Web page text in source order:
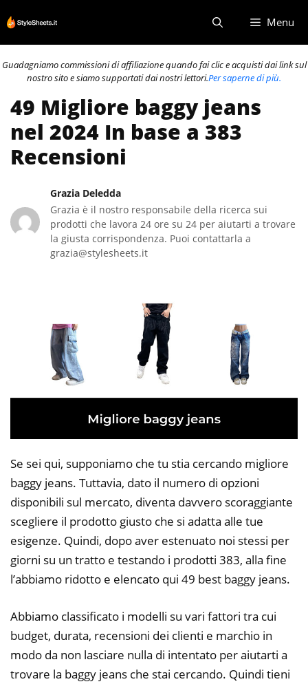
al
contenuto
Menu
Guadagniamo commissioni di affiliazione quando fai clic e acquisti dai link sul
nostro sito e siamo supportati dai nostri lettori.Per saperne di più.
49 Migliore baggy jeans
nel 2024 In base a 383
Recensioni
Grazia Deledda
Grazia è il nostro responsabile della ricerca sui
prodotti che lavora 24 ore su 24 per aiutarti a trovare
la giusta corrispondenza. Puoi contattarla a
grazia@stylesheets.it
Se sei qui, supponiamo che tu stia cercando migliore
baggy jeans. Tuttavia, dato il numero di opzioni
disponibili sul mercato, diventa davvero scoraggiante
scegliere il prodotto giusto che si adatta alle tue
esigenze. Quindi, dopo aver estenuato noi stessi per
giorni su un tratto e testando i prodotti 383, alla fine
l’abbiamo ridotto e elencato qui 49 best baggy jeans.
Abbiamo classificato i modelli su vari fattori tra cui
budget, durata, recensioni dei clienti e marchio in
modo da non lasciare nulla di intentato per aiutarti a
trovare la baggy jeans che stai cercando. Quindi tieni